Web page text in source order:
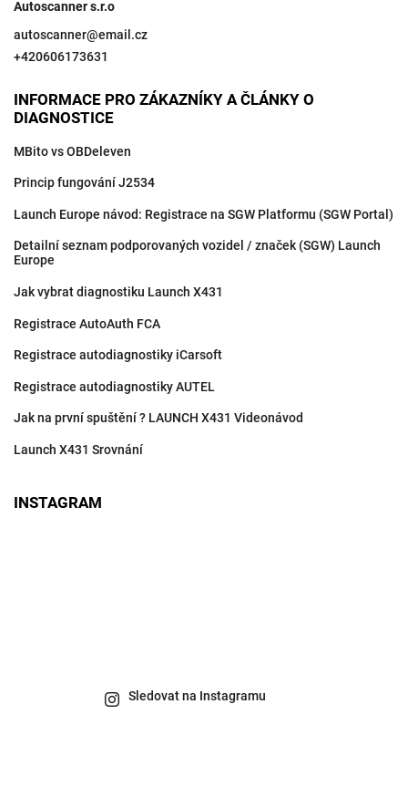
Autoscanner s.r.o
autoscanner@email.cz
+420606173631
INFORMACE PRO ZÁKAZNÍKY A ČLÁNKY O
DIAGNOSTICE
MBito vs OBDeleven
Princip fungování J2534
Launch Europe návod: Registrace na SGW Platformu (SGW Portal)
Detailní seznam podporovaných vozidel / značek (SGW) Launch
Europe
Jak vybrat diagnostiku Launch X431
Registrace AutoAuth FCA
Registrace autodiagnostiky iCarsoft
Registrace autodiagnostiky AUTEL
Jak na první spuštění ? LAUNCH X431 Videonávod
Launch X431 Srovnání
INSTAGRAM
Sledovat na Instagramu